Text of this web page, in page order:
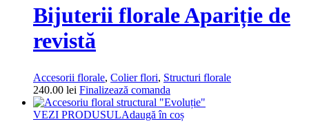
Bijuterii florale Apariție de
revistă
Accesorii florale, Colier flori, Structuri florale
240.00 lei Finalizează comanda
VEZI PRODUSULAdaugă în coș